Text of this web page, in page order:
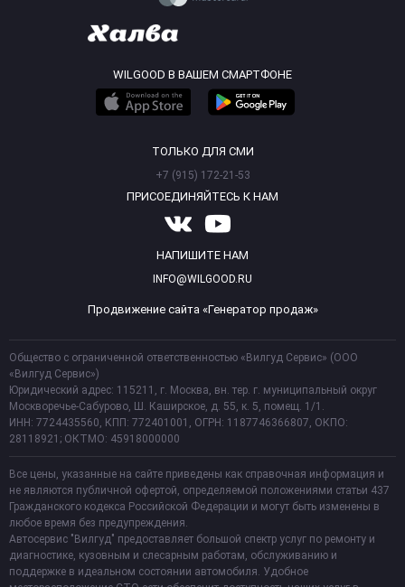
WILGOOD В ВАШЕМ СМАРТФОНЕ
ТОЛЬКО ДЛЯ СМИ
+7 (915) 172-21-53
ПРИСОЕДИНЯЙТЕСЬ К НАМ
НАПИШИТЕ НАМ
INFO@WILGOOD.RU
Продвижение сайта «Генератор продаж»
Общество с ограниченной ответственностью «Вилгуд Сервис» (ООО
«Вилгуд Сервис»)
Юридический адрес: 115211, г. Москва, вн. тер. г. муниципальный округ
Москворечье-Сабурово, Ш. Каширское, д. 55, к. 5, помещ. 1/1.
ИНН: 7724435560, КПП: 772401001, ОГРН: 1187746366807, ОКПО:
28118921; ОКТМО: 45918000000
Все цены, указанные на сайте приведены как справочная информация и
не являются публичной офертой, определяемой положениями статьи 437
Гражданского кодекса Российской Федерации и могут быть изменены в
любое время без предупреждения.
Автосервис "Вилгуд" предоставляет большой спектр услуг по ремонту и
диагностике, кузовным и слесарным работам, обслуживанию и
поддержке в идеальном состоянии автомобиля. Удобное